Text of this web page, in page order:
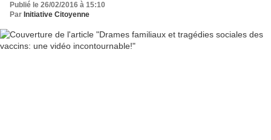
Publié le 26/02/2016 à 15:10
Par Initiative Citoyenne